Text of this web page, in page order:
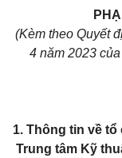
(Kèm theo Quyết
4 năm 2023
1. Thông tin về tổ
Trung tâm Kỹ